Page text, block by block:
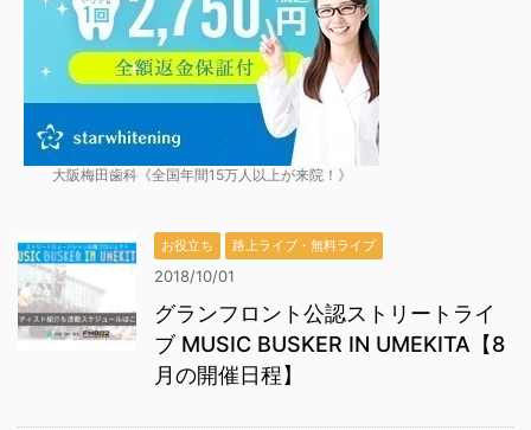
大阪梅田歯科《全国年間15万人以上が来院！》
お役立ち 路上ライブ・無料ライブ
2018/10/01
グランフロント公認ストリートライ
ブ MUSIC BUSKER IN UMEKITA【8
月の開催日程】